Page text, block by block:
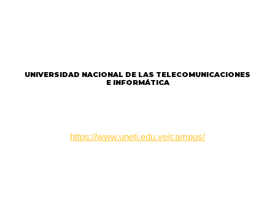
UNIVERSIDAD NACIONAL DE LAS TELECOMUNICACIONES
E INFORMÁTICA
https://www.uneti.edu.ve/campus/